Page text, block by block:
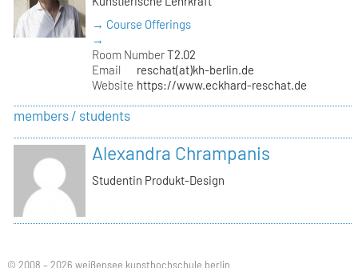
→ Course Offerings
→
Room NumberT2.02
Email
reschat(at)kh-berlin.de
Website https://www.eckhard-reschat.de
members / students
Alexandra Chrampanis
Studentin Produkt-Design
© 2008 – 2026 weißensee kunsthochschule berlin